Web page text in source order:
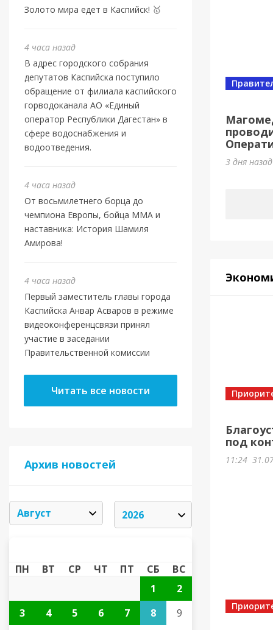
Золото мира едет в Каспийск! 🥇
4 часа назад
В адрес городского собрания
депутатов Каспийска поступило
обращение от филиала каспийского
горводоканала АО «Единый
оператор Республики Дагестан» в
сфере водоснабжения и
водоотведения.
4 часа назад
От восьмилетнего борца до
чемпиона Европы, бойца ММА и
наставника: История Шамиля
Амирова!
4 часа назад
Первый заместитель главы города
Каспийска Анвар Асваров в режиме
видеоконференцсвязи принял
участие в заседании
Правительственной комиссии
Читать все новости
Архив новостей
ПН ВТ СР ЧТ ПТ СБ
ВС
1
2
3
4 5 6 7 8
9
МБУ
3 дня
под
11:24